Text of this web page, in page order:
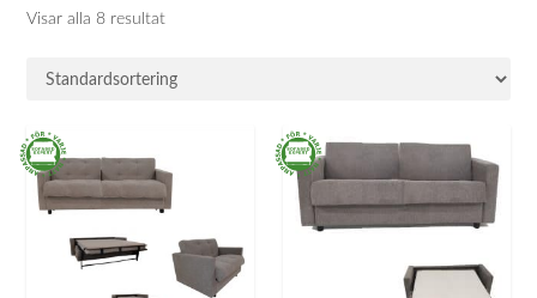
Visar alla 8 resultat